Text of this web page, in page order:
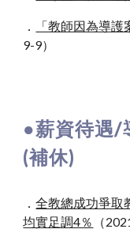
． 「教師因為導
9-9）
●薪資待遇/
(補休)
．全教總成功爭取
均實足調4％
（